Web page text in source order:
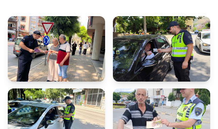
Односи со јавност
Оддел за односи со јавност и стратешки прашања
Помошник на министерот на оддел за односи со
јавност и стратешки прашања